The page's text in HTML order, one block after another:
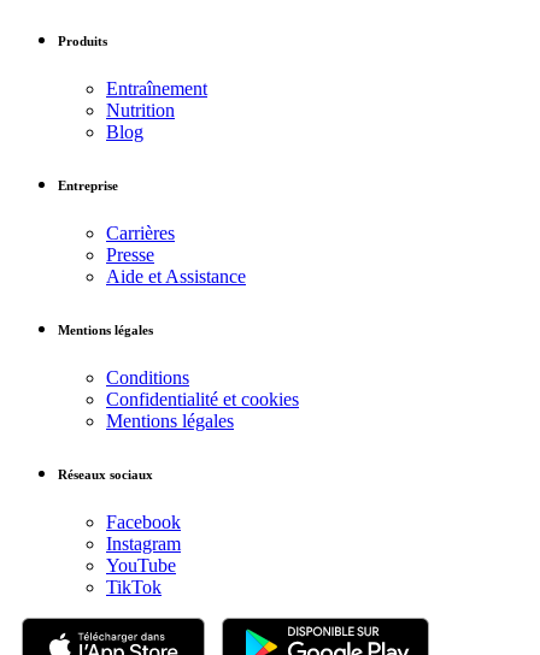
Produits
Entraînement
Nutrition
Blog
Entreprise
Carrières
Presse
Aide et Assistance
Mentions légales
Conditions
Confidentialité et cookies
Mentions légales
Réseaux sociaux
Facebook
Instagram
YouTube
TikTok